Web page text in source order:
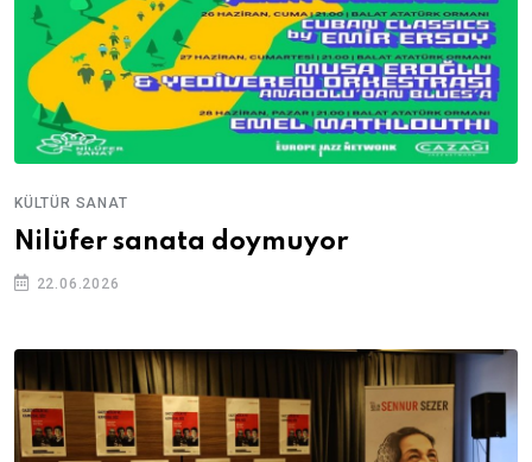
KÜLTÜR SANAT
Nilüfer sanata doymuyor
22.06.2026